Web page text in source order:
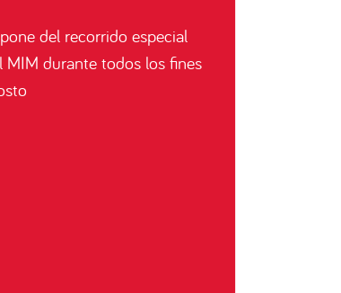
Movilidad refuerza
entre Universidad
en el Claro Arena